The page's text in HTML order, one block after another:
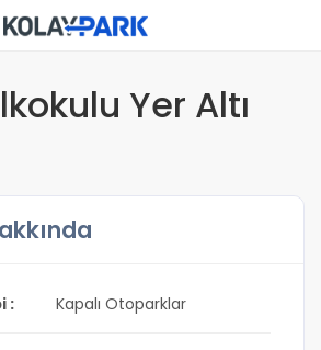
Yer Altı
: Kapalı Otoparklar